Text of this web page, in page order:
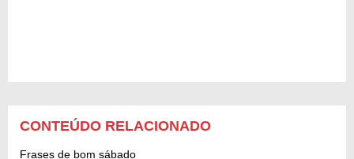
CONTEÚDO RELACIONADO
Frases de bom sábado